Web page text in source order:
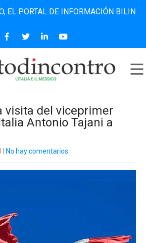
DE INFORMACIÓN BILINGÜE
visita del viceprimer
Antonio Tajani a
No hay comentarios